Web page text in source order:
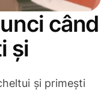
când
și
și primești